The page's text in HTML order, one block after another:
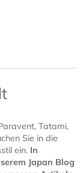
Tatami,
Sie in die
ein. In
Japan Blog